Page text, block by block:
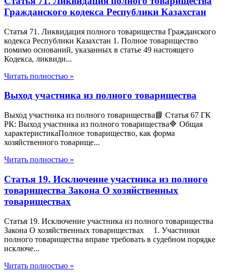
Гражданского кодекса Республики Казахстан
Статья 71. Ликвидация полного товарищества Гражданского
кодекса Республики Казахстан 1. Полное товарищество
помимо оснований, указанных в статье 49 настоящего
Кодекса, ликвиди...
Читать полностью »
Выход участника из полного товарищества
Выход участника из полного товарищества📘 Статья 67 ГК
РК: Выход участника из полного товарищества🔷 Общая
характеристикаПолное товарищество, как форма
хозяйственного товарище...
Читать полностью »
Статья 19. Исключение участника из полного
товарищества Закона О хозяйственных
товариществах
Статья 19. Исключение участника из полного товарищества
Закона О хозяйственных товариществах 1. Участники
полного товарищества вправе требовать в судебном порядке
исключе...
Читать полностью »